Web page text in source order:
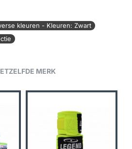
kleuren - Kleuren: Zwart
MERK